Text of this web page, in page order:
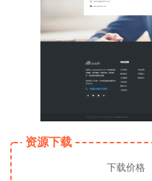
资源下载
下载价格